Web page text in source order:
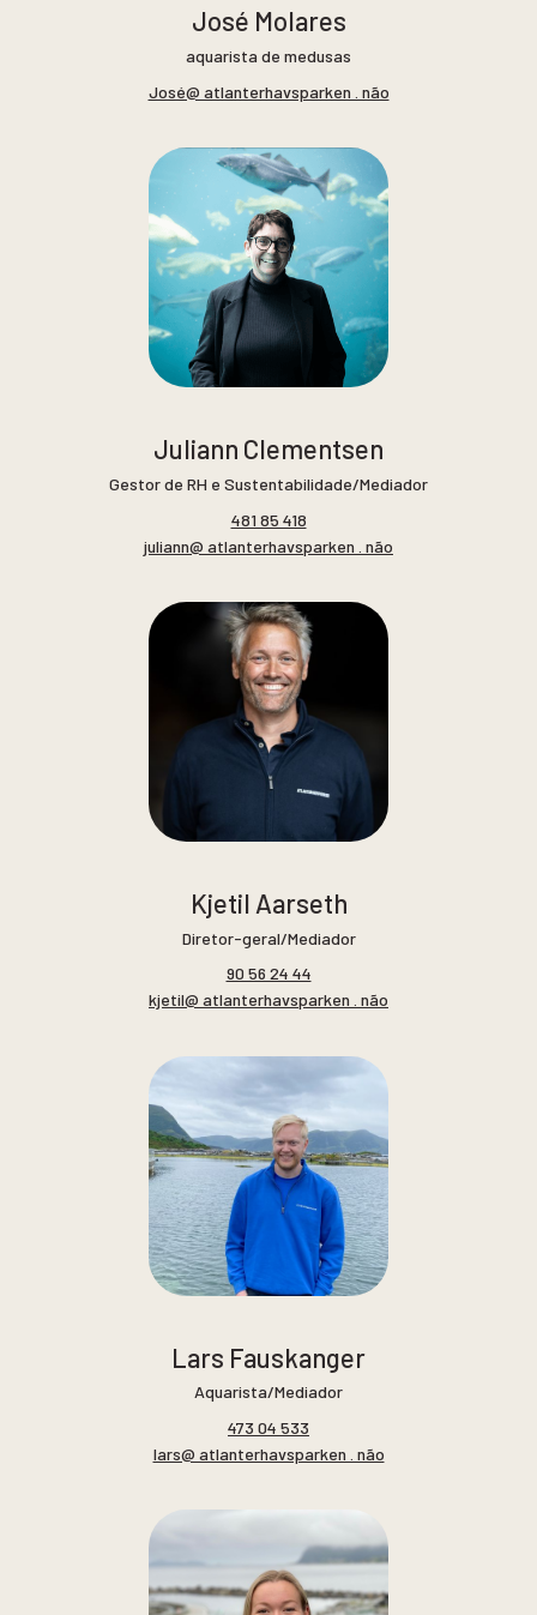
José Molares
aquarista de medusas
José@ atlanterhavsparken . não
Juliann Clementsen
Gestor de RH e Sustentabilidade/Mediador
481 85 418
juliann@ atlanterhavsparken . não
Kjetil Aarseth
Diretor-geral/Mediador
90 56 24 44
kjetil@ atlanterhavsparken . não
Lars Fauskanger
Aquarista/Mediador
473 04 533
lars@ atlanterhavsparken . não